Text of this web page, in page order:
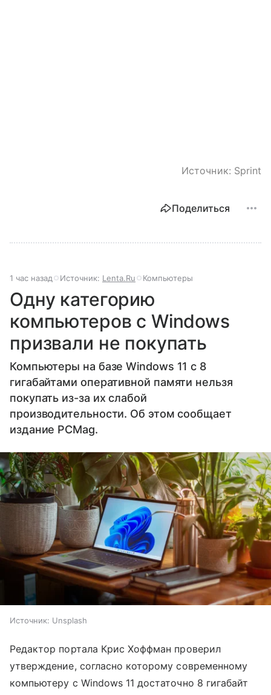
Источник: Sprint
Поделиться
1 час назад Источник: Lenta.Ru Компьютеры
Одну категорию
компьютеров с Windows
призвали не покупать
Компьютеры на базе Windows 11 c 8
гигабайтами оперативной памяти нельзя
покупать из-за их слабой
производительности. Об этом сообщает
издание PCMag.
Источник: Unsplash
Редактор портала Крис Хоффман проверил
утверждение, согласно которому современному
компьютеру с Windows 11 достаточно 8 гигабайт